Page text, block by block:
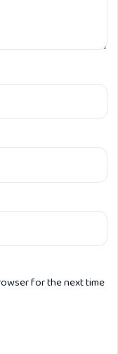
for the next time